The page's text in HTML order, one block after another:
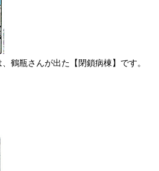
鶴瓶さんが出た【閉鎖病棟】です。